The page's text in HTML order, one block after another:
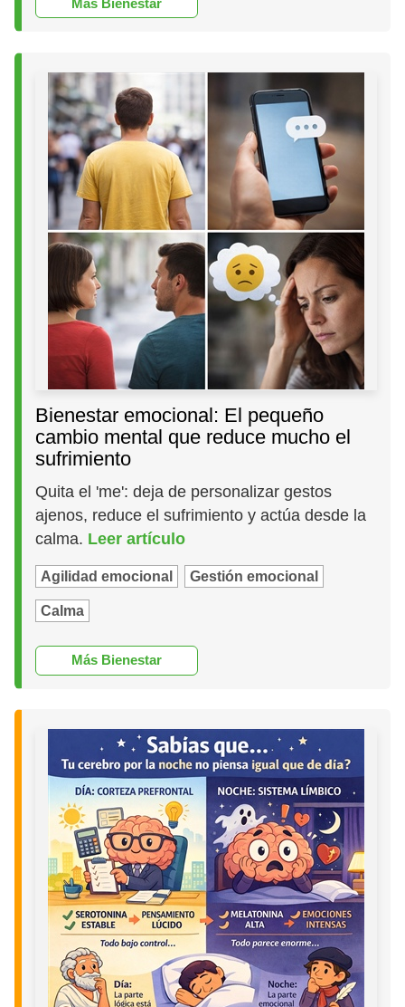
Más Bienestar
Bienestar emocional: El pequeño
cambio mental que reduce mucho el
sufrimiento
Quita el 'me': deja de personalizar gestos
ajenos, reduce el sufrimiento y actúa desde la
calma. Leer artículo
Agilidad emocional Gestión emocional
Calma
Más Bienestar